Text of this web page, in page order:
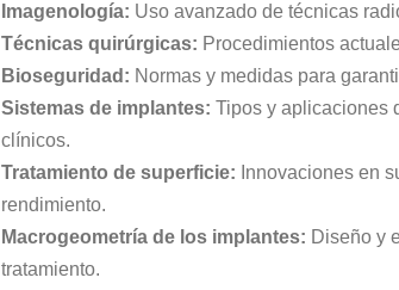
Imagenología: Uso avanzado de técnicas
Técnicas quirúrgicas: Procedimientos
Bioseguridad: Normas y medidas para
Sistemas de implantes: Tipos y aplicaciones
clínicos.
Tratamiento de superficie: Innovaciones en
rendimiento.
Macrogeometría de los implantes: Diseño y
tratamiento.